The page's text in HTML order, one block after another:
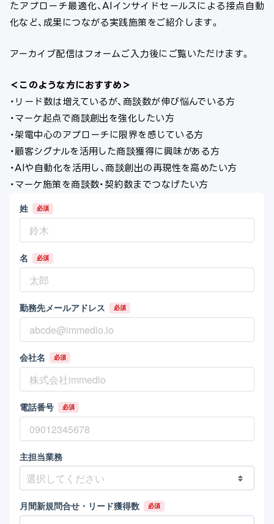
たアプローチ最適化、AIインサイドセールスによる接点自動
化など、成果につながる実践施策をご紹介します。
アーカイブ配信はフォームご入力後にご覧いただけます。
＜このような方におすすめ＞
・リード数は増えているが、商談数が伸び悩んでいる方
・マーケ起点で商談創出を強化したい方
・架電中心のアプローチに限界を感じている方
・顧客シグナルを活用した商談獲得に興味がある方
・AIや自動化を活用し、商談創出の再現性を高めたい方
・マーケ施策を商談数・契約数までつなげたい方